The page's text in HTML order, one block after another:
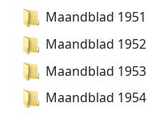
Maandblad 1951
Maandblad 1952
Maandblad 1953
Maandblad 1954